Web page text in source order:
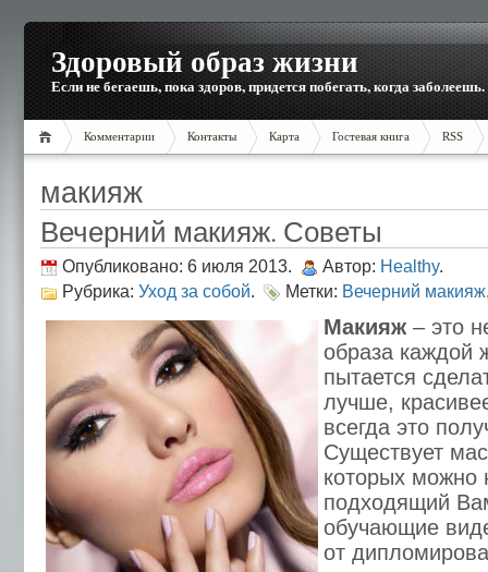
Здоровый образ жизни
Если не бегаешь, пока здоров, придется побегать, когда заболеешь.
Комментарии Контакты Карта Гостевая книга RSS
макияж
Вечерний макияж. Советы
Опубликовано: 6 июля 2013. Автор: Healthy.
Рубрика: Уход за собой. Метки: Вечерний макияж
Макияж – это
образа
пытается
лучше,
всегда это
Существует
которых можно
подходящий
обучающие
от